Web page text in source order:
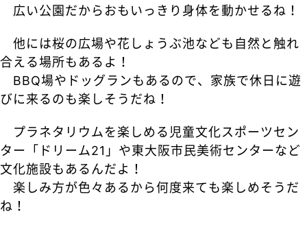
広い公園だからおもいっきり身体を動かせるね！
他には桜の広場や花しょうぶ池なども自然と触れ
合える場所もあるよ！
BBQ場やドッグランもあるので、家族で休日に遊
びに来るのも楽しそうだね！
プラネタリウムを楽しめる児童文化スポーツセン
ター「ドリーム21」や東大阪市民美術センターなど
文化施設もあるんだよ！
楽しみ方が色々あるから何度来ても楽しめそうだ
ね！